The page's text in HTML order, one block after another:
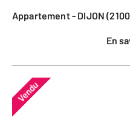
Appartement - DIJON
En
Vendu